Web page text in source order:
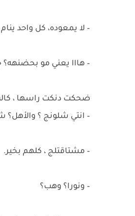
– لا يمعوده، كل واحد
– هااا يعني مو
ضحكت دنكت راسها ،
– انتي شلونج ؟
– مشتاقتلج ، كلهم بخير.
– ونورا؟ وهب؟